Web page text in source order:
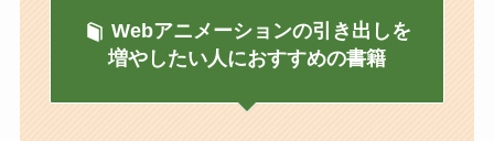
Webアニメーションの引き出しを
増やしたい人におすすめの書籍